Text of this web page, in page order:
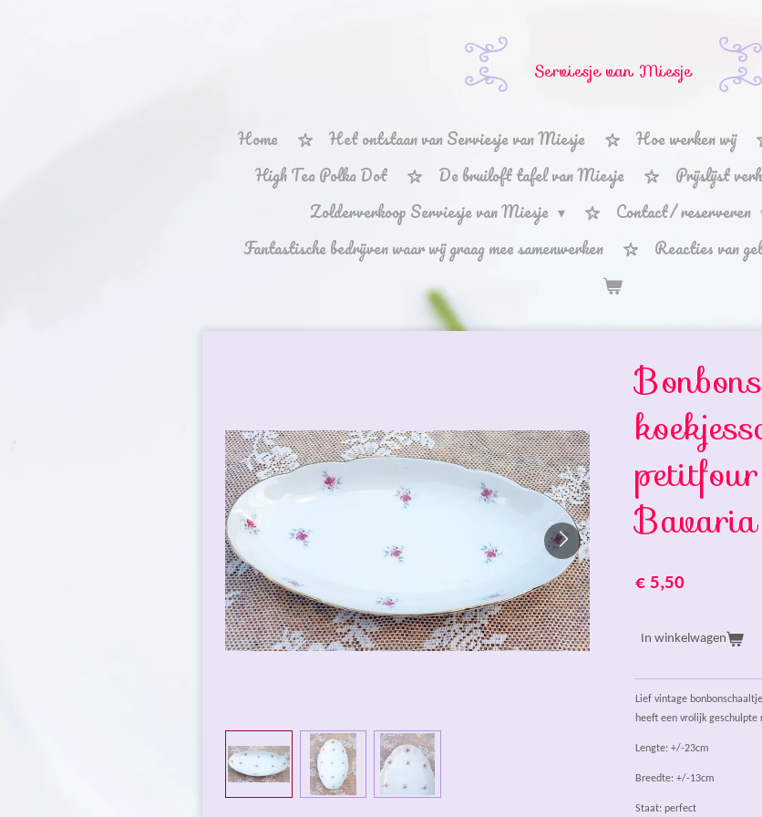
Serviesje van Miesje
Home Het ontstaan van Serviesje van Miesje Hoe werken wij
High Tea Polka Dot
De bruiloft tafel van Miesje
Prijslijst
Zolderverkoop Serviesje van Miesje
Contact/ reserveren
Fantastische bedrijven waar wij graag mee samenwerken
Reacties van
Bavaria
€ 5,50
In winkelwagen
Lief vintage
heeft een vrolijk
Lengte: +/-23cm
Breedte: +/-13cm
Staat: perfect